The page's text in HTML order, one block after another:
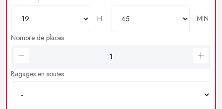
H
MIN
Nombre de places
Bagages en soutes